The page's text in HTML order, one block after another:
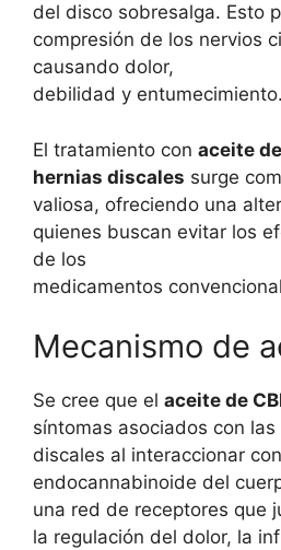
del disco sobresalga. Esto
compresión de los nervios
causando dolor,
debilidad y entumecimiento.
El tratamiento con aceite
hernias discales surge
valiosa, ofreciendo una
quienes buscan evitar los
de los
medicamentos
Mecanismo de
Se cree que el aceite de
síntomas asociados con las
discales al interaccionar
endocannabinoide del
una red de receptores que
la regulación del dolor, la